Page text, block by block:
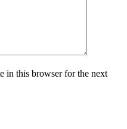
in this browser for the next